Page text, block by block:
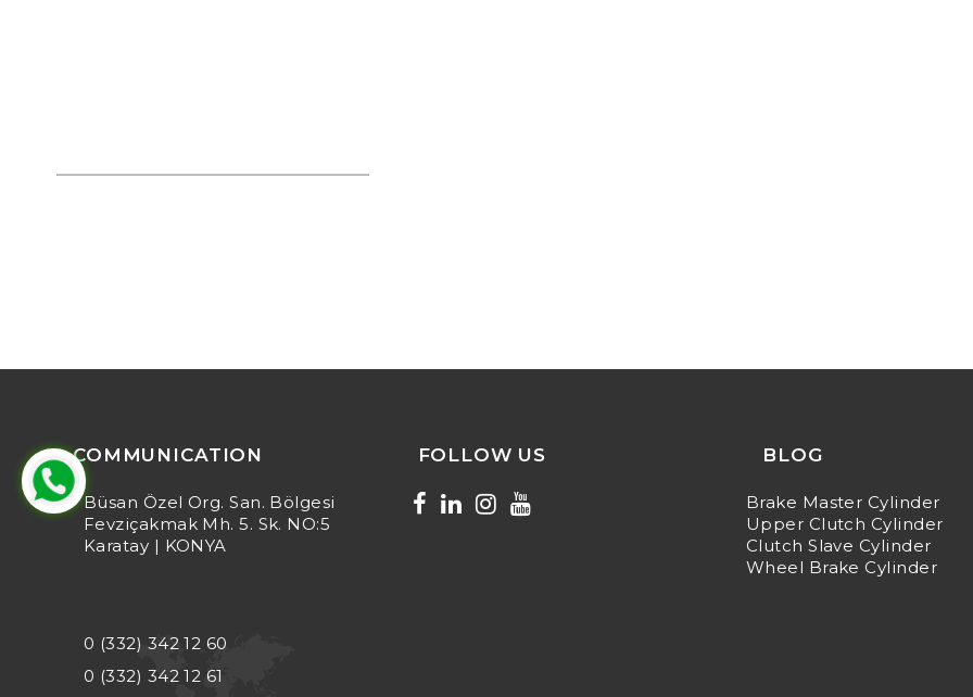
COMMUNICATION
Büsan Özel Org. San. Bölgesi
Fevziçakmak Mh. 5. Sk. NO:5
Karatay | KONYA
0 (332) 342 12 60
0 (332) 342 12 61
FOLLOW US BLOG
Brake Master Cylinder
Upper Clutch Cylinder
Clutch Slave Cylinder
Wheel Brake Cylinder